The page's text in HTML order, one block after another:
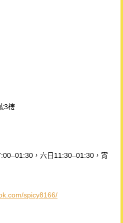
3樓
，六日11:30–01:30，宵
spicy8166/